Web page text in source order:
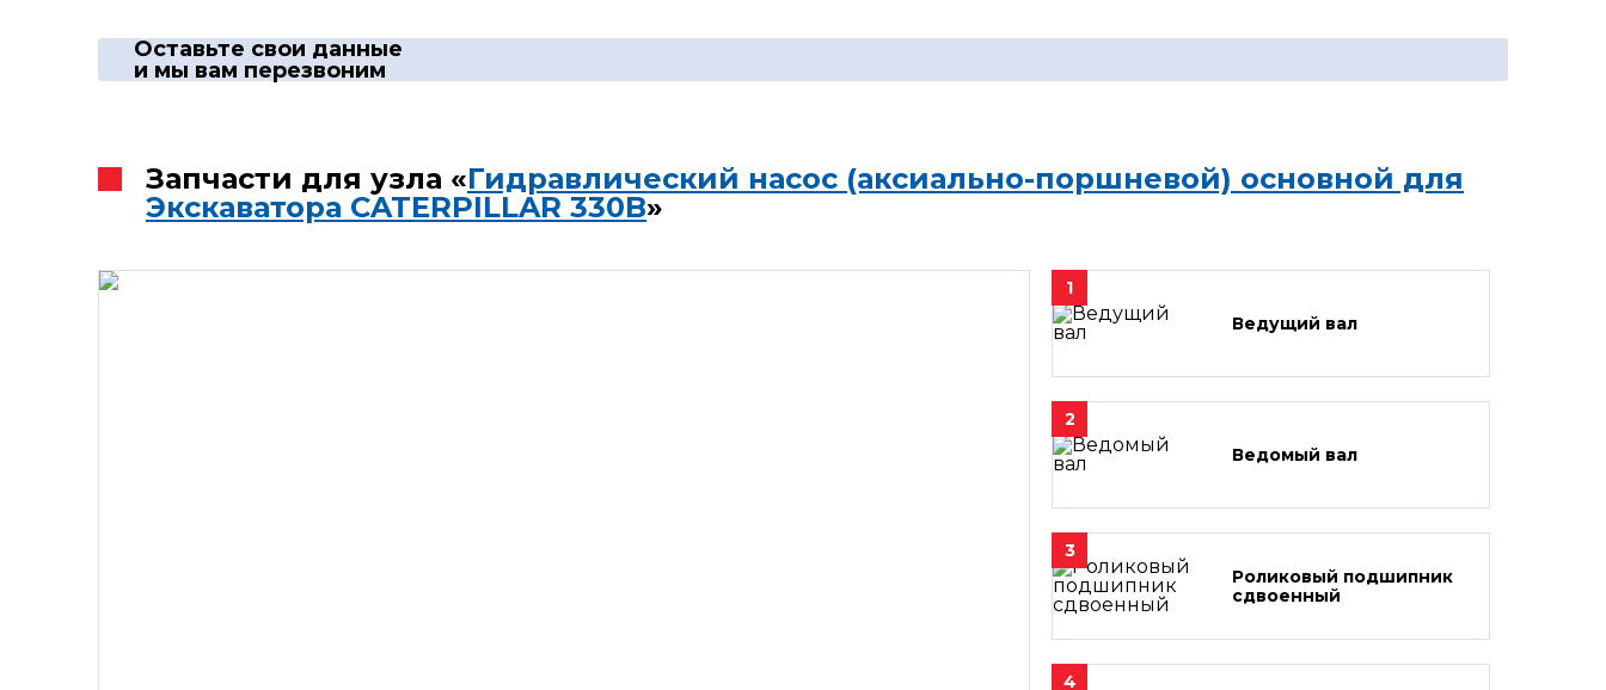
Оставьте свои данные
и мы вам перезвоним
Запчасти для узла «Гидравлический насос (аксиально-поршневой) основной для
Экскаватора CATERPILLAR 330B»
1
Ведущий вал
2
Ведомый вал
3
Роликовый подшипник
сдвоенный
4